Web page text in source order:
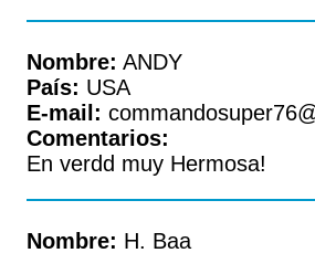
Nombre: ANDY
País: USA
E-mail:
Comentarios:
En verdd muy Hermosa!
Nombre: H. Baa